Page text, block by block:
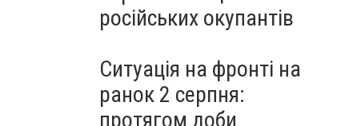
російських окупантів
Ситуація на фронті на
ранок 2 серпня:
протягом доби